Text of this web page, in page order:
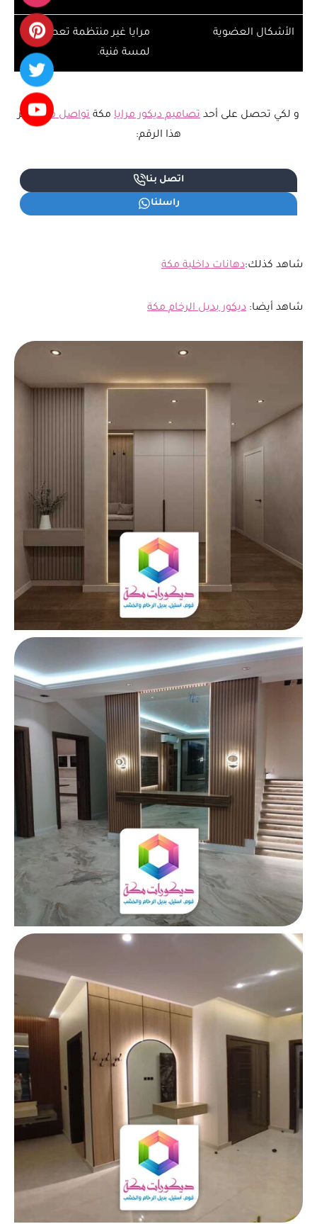
الأشكال العضوية
مرايا غير منتظمة تعطي
لمسة فنية.
و لكي تحصل على أحد تصاميم ديكور مرايا مكة تواصل معناعبر
هذا الرقم:
اتصل بنا
راسلنا
شاهد كذلك:دهانات داخلية مكة
شاهد أيضا: ديكور بديل الرخام مكة